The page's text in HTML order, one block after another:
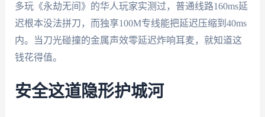
多玩《永劫无间》的华人玩家实测过，普通线路160ms延
迟根本没法拼刀，而独享100M专线能把延迟压缩到40ms
内。当刀光碰撞的金属声效零延迟炸响耳麦，就知道这
钱花得值。
安全这道隐形护城河